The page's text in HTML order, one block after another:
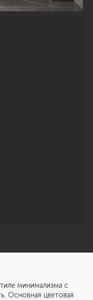
минимализма с
Основная цветовая